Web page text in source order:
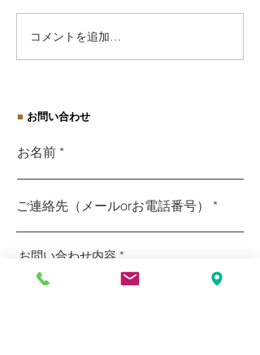
社会保険適用促進手当と
コメントを追加…
■ お問い合わせ
お名前
ご連絡先（メールorお電話番号）
お問い合わせ内容